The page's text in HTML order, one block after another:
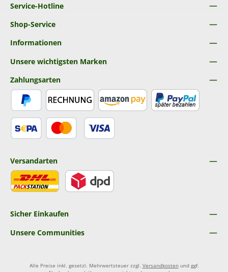
Service-Hotline
Shop-Service
Informationen
Unsere wichtigsten Marken
Sicher Einkaufen
Unsere Communities
Zahlungsarten
Versandarten
Alle Preise inkl. gesetzl. Mehrwertsteuer zzgl. Versandkostenund ggf.